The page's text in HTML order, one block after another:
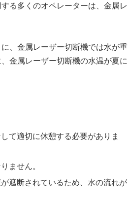
る多くのオペレーターは、金属レ
、金属レーザー切断機では水が重
金属レーザー切断機の水温が夏に
て適切に休憩する必要がありま
ません。
遮断されているため、水の流れが